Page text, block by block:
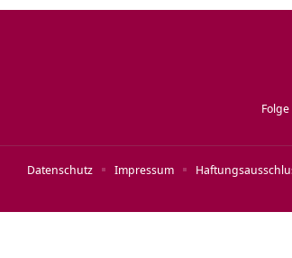
Datenschutz Impressum